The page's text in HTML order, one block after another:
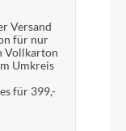
Versand
für nur
Vollkarton
Umkreis
für 399,-